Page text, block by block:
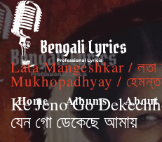
Home Albums About
Lata Mangeshkar / লতা
Mukhopadhyay / হেমন্ত
Ke Jeno Go
যেন গো ডেকেছে আমায়